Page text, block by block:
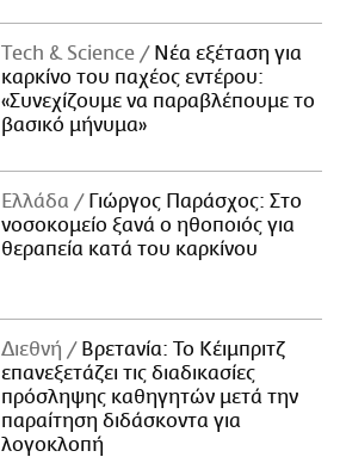
Τech & Science
Νέα εξέταση για
καρκίνο του παχέος εντέρου:
«Συνεχίζουμε να παραβλέπουμε το
βασικό μήνυμα»
Ελλάδα
Γιώργος Παράσχος: Στο
νοσοκομείο ξανά ο ηθοποιός για
θεραπεία κατά του καρκίνου
Διεθνή
Βρετανία: Το Κέιμπριτζ
επανεξετάζει τις διαδικασίες
πρόσληψης καθηγητών μετά την
παραίτηση διδάσκοντα για
λογοκλοπή